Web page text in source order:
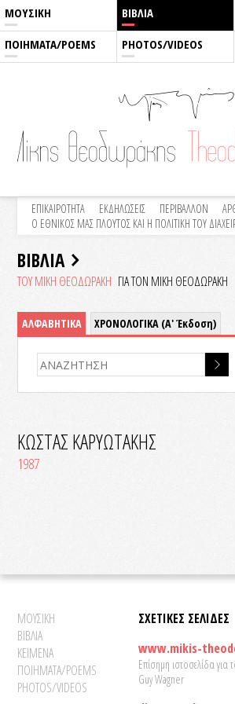
ΜΟΥΣΙΚΗ ΒΙΒΛΙΑ
ΠΟΙΗΜΑΤΑ/POEMS PHOTOS/VIDEOS
ΕΠΙΚΑΙΡΟΤΗΤΑ ΕΚΔΗΛΩΣΕΙΣ ΠΕΡΙΒΑΛΛΟΝ
Ο ΕΘΝΙΚΟΣ ΜΑΣ ΠΛΟΥΤΟΣ ΚΑΙ Η ΠΟΛΙΤΙΚΗ ΤΟΥ
ΒΙΒΛΙΑ
ΤΟΥ ΜΙΚΗ ΘΕΟΔΩΡΑΚΗ ΓΙΑ ΤΟΝ ΜΙΚΗ ΘΕΟΔΩΡΑΚΗ
ΑΛΦΑΒΗΤΙΚΑ ΧΡΟΝΟΛΟΓΙΚΑ (Α' Έκδοση)
ΚΩΣΤΑΣ ΚΑΡΥΩΤΑΚΗΣ
1987
ΜΟΥΣΙΚΗ
ΒΙΒΛΙΑ
ΚΕΙΜΕΝΑ
ΠΟΙΗΜΑΤΑ/POEMS
PHOTOS/VIDEOS
ΣΧΕΤΙΚΕΣ ΣΕΛΙΔΕΣ
www.mikis-
Επίσημη ιστοσελίδα
Guy Wagner